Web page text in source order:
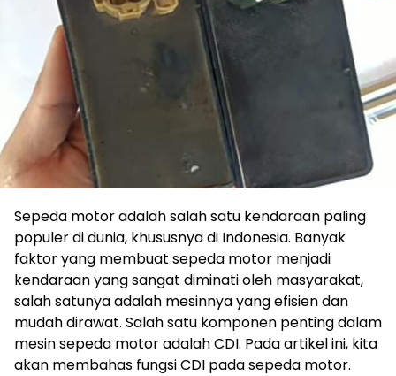
Sepeda motor adalah salah satu kendaraan paling
populer di dunia, khususnya di Indonesia. Banyak
faktor yang membuat sepeda motor menjadi
kendaraan yang sangat diminati oleh masyarakat,
salah satunya adalah mesinnya yang efisien dan
mudah dirawat. Salah satu komponen penting dalam
mesin sepeda motor adalah CDI. Pada artikel ini, kita
akan membahas fungsi CDI pada sepeda motor.